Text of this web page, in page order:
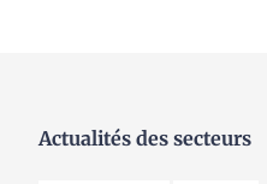
Actualités des secteurs